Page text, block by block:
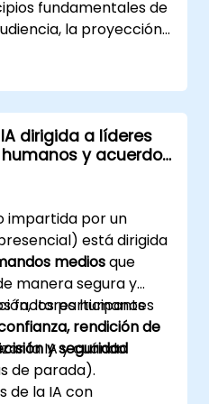
fundamentales de
la proyección
en el mundo
en la
impactantes, la
persuasivo, el
y el cierre
los ponentes en
leer las dinámicas
la energía, además de
posterior a la
una habilidad
profesional.
dirigida a líderes
y acuerdos
impartida por un
está dirigida
mediosque
manera segura y
factores humanos
rendición de
y seguridad
los participantes
la IA y cuándo
de parada).
de la IA con